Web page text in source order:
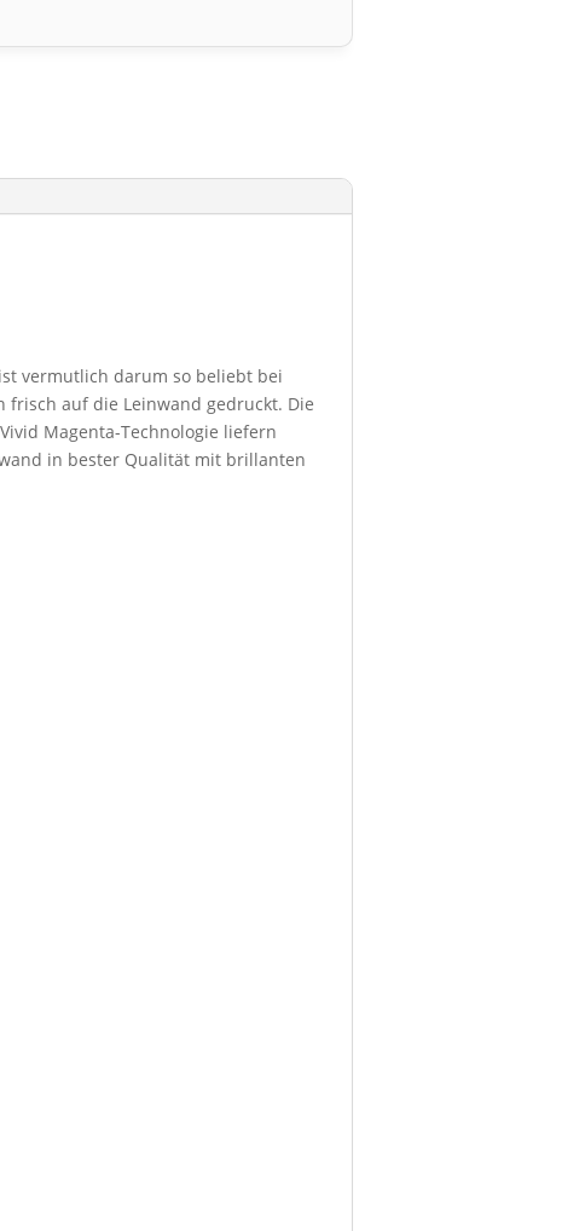
vermutlich darum so beliebt bei
auf die Leinwand gedruckt. Die
Magenta-Technologie liefern
in bester Qualität mit brillanten